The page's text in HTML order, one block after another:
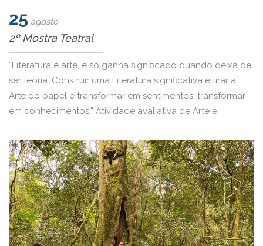
25 agosto
2º Mostra Teatral
“Literatura é arte, e só ganha significado quando deixa de
ser teoria. Construir uma Literatura significativa é tirar a
Arte do papel e transformar em sentimentos, transformar
em conhecimentos.” Atividade avaliativa de Arte e
adaptação do texto.